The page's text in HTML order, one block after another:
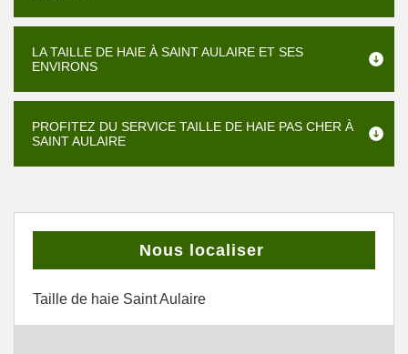
LA TAILLE DE HAIE À SAINT AULAIRE ET SES
ENVIRONS
PROFITEZ DU SERVICE TAILLE DE HAIE PAS CHER À
SAINT AULAIRE
Nous localiser
Taille de haie Saint Aulaire